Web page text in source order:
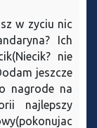
w zyciu nic
Ich
nie
jeszcze
nagrode na
najlepszy